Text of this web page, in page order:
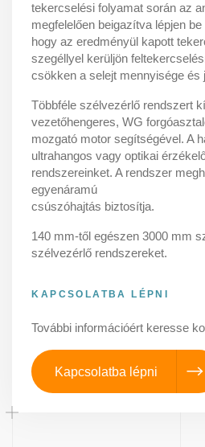
tekercselési folyamat során az
megfelelően beigazítva lépjen
hogy az eredményül kapott
szegéllyel kerüljön
csökken a selejt mennyisége és
Többféle szélvezérlő rendszert
vezetőhengeres, WG
mozgató motor segítségével. A
ultrahangos vagy optikai
rendszereinket. A rendszer
egyenáramú
csúszóhajtás biztosítja.
140 mm-től egészen 3000 mm
szélvezérlő rendszereket.
KAPCSOLATBA LÉPNI
További információért keresse
Kapcsolatba lépni